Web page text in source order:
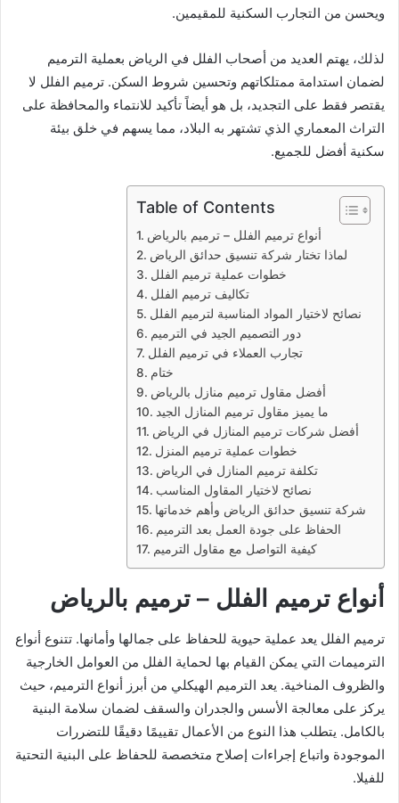
ويحسن من التجارب السكنية للمقيمين.
لذلك، يهتم العديد من أصحاب الفلل في الرياض بعملية الترميم
لضمان استدامة ممتلكاتهم وتحسين شروط السكن. ترميم الفلل لا
يقتصر فقط على التجديد، بل هو أيضاً تأكيد للانتماء والمحافظة على
التراث المعماري الذي تشتهر به البلاد، مما يسهم في خلق بيئة
سكنية أفضل للجميع.
Table of Contents
أنواع ترميم الفلل – ترميم بالرياض
لماذا تختار شركة تنسيق حدائق الرياض
خطوات عملية ترميم الفلل
تكاليف ترميم الفلل
نصائح لاختيار المواد المناسبة لترميم الفلل
دور التصميم الجيد في الترميم
تجارب العملاء في ترميم الفلل
ختام
أفضل مقاول ترميم منازل بالرياض
ما يميز مقاول ترميم المنازل الجيد
أفضل شركات ترميم المنازل في الرياض
خطوات عملية ترميم المنزل
تكلفة ترميم المنازل في الرياض
نصائح لاختيار المقاول المناسب
شركة تنسيق حدائق الرياض وأهم خدماتها
الحفاظ على جودة العمل بعد الترميم
كيفية التواصل مع مقاول الترميم
أنواع ترميم الفلل – ترميم بالرياض
ترميم الفلل يعد عملية حيوية للحفاظ على جمالها وأمانها. تتنوع أنواع
الترميمات التي يمكن القيام بها لحماية الفلل من العوامل الخارجية
والظروف المناخية. يعد الترميم الهيكلي من أبرز أنواع الترميم، حيث
يركز على معالجة الأسس والجدران والسقف لضمان سلامة البنية
بالكامل. يتطلب هذا النوع من الأعمال تقييمًا دقيقًا للتضررات
الموجودة واتباع إجراءات إصلاح متخصصة للحفاظ على البنية التحتية
للفيلا.